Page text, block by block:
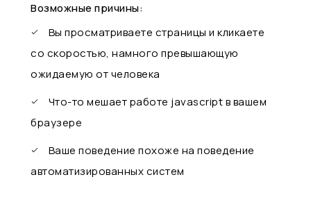
Возможные причины:
Вы просматриваете страницы и кликаете
со скоростью, намного превышающую
ожидаемую от человека
Что-то мешает работе javascript в вашем
браузере
Ваше поведение похоже на поведение
автоматизированных систем